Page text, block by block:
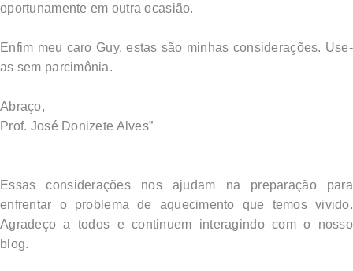
oportunamente em outra ocasião.
Enfim meu caro Guy, estas são minhas considerações. Use-
as sem parcimônia.
Abraço,
Prof. José Donizete Alves”
Essas considerações nos ajudam na preparação para
enfrentar o problema de aquecimento que temos vivido.
Agradeço a todos e continuem interagindo com o nosso
blog.